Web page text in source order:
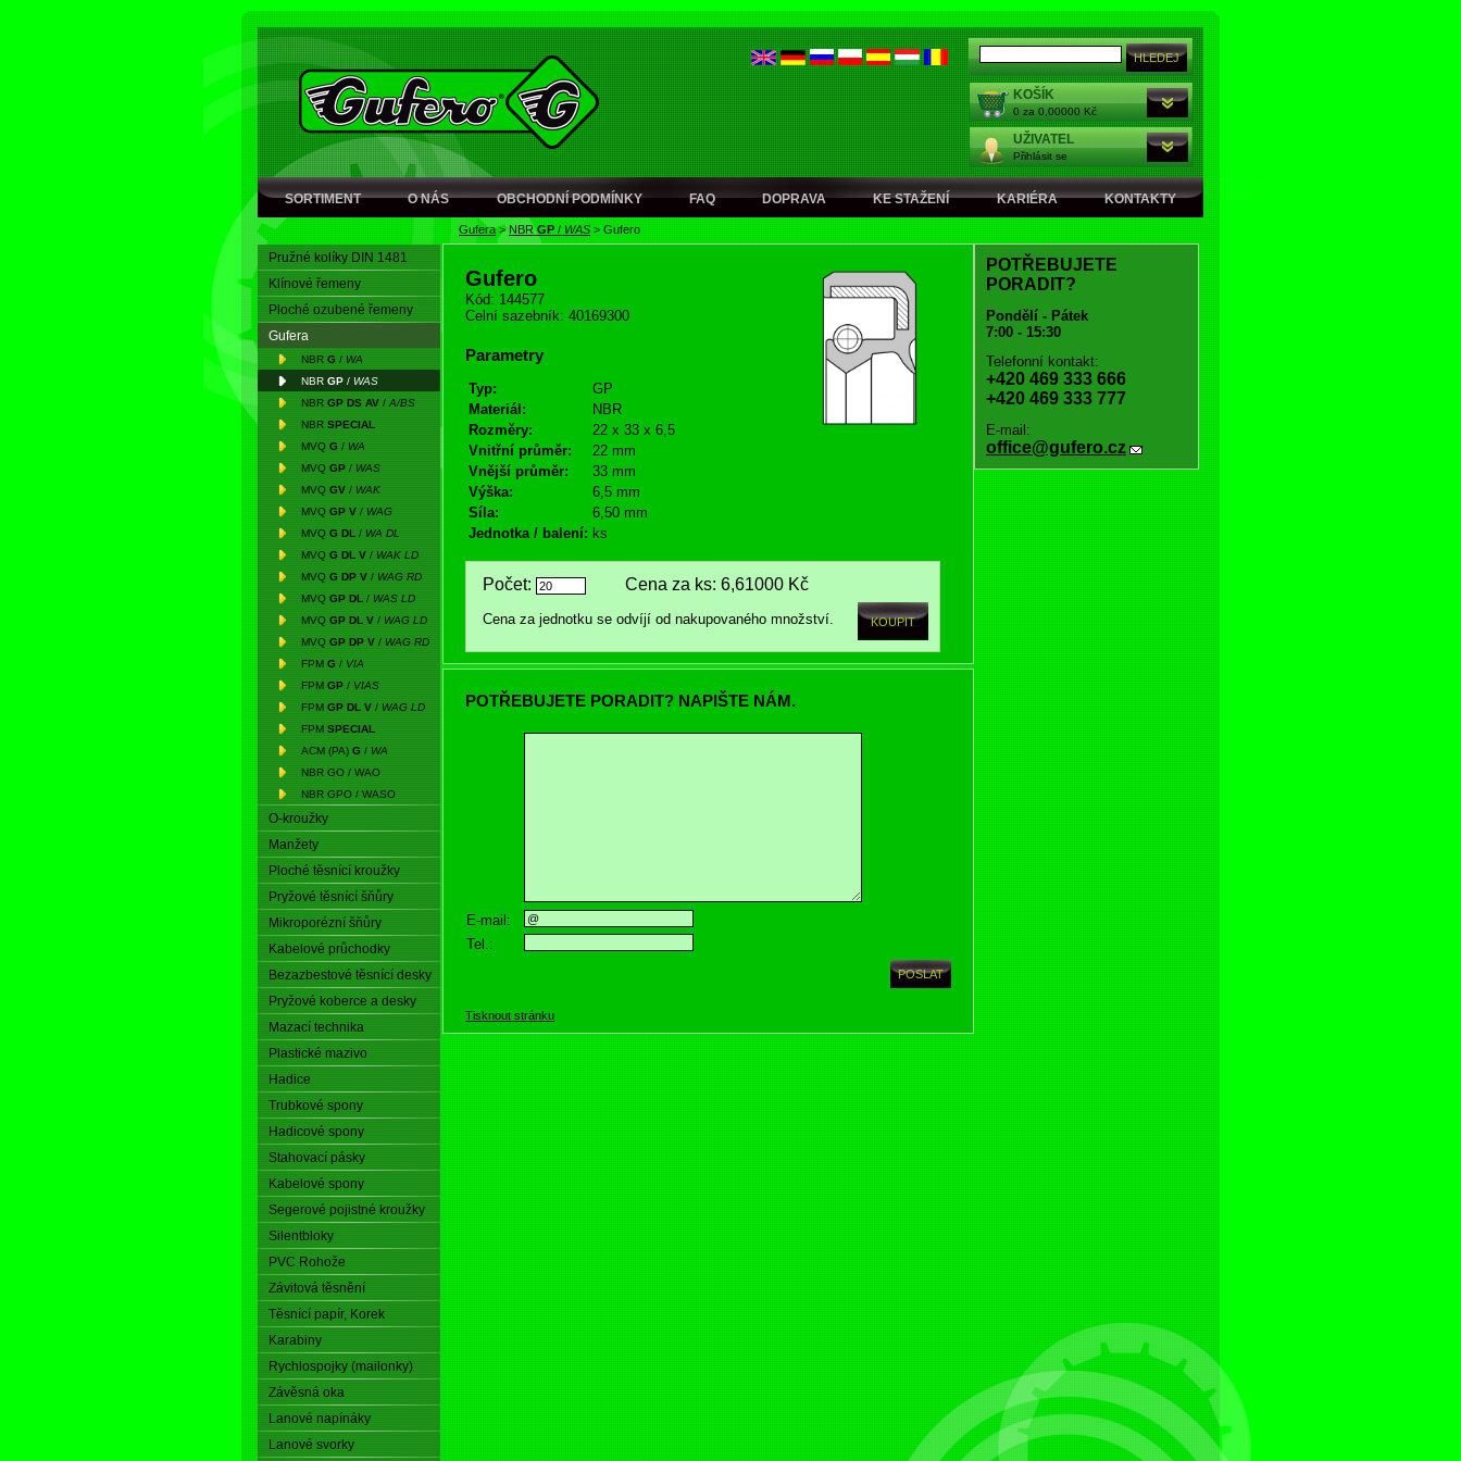
KOŠÍK
0 za 0,00000 Kč
UŽIVATEL
Přihlásit se
SORTIMENT O NÁS OBCHODNÍ PODMÍNKY FAQ DOPRAVA KE STAŽENÍ KARIÉRA KONTAKTY
Gufera> NBRGP / WAS > Gufero
Pružné kolíky DIN 1481
Klínové řemeny
Ploché ozubené řemeny
Gufera
NBR G / WA
NBR GP / WAS
NBR GP DS AV / A/BS
NBR SPECIAL
MVQ G / WA
MVQ GP / WAS
MVQ GV / WAK
MVQ GP V / WAG
MVQ G DL / WA DL
MVQ G DL V / WAK LD
MVQ G DP V / WAG RD
MVQ GP DL / WAS LD
MVQ GP DL V / WAG LD
MVQ GP DP V / WAG RD
FPM G / VIA
FPM GP / VIAS
FPM GP DL V / WAG LD
FPM SPECIAL
ACM (PA) G / WA
NBR GO / WAO
NBR GPO / WASO
O-kroužky
Manžety
Ploché těsnící kroužky
Pryžové těsnící šňůry
Mikroporézní šňůry
Kabelové průchodky
Bezazbestové těsnící desky
Pryžové koberce a desky
Mazací technika
Plastické mazivo
Hadice
Trubkové spony
Hadicové spony
Stahovací pásky
Kabelové spony
Segerové pojistné kroužky
Silentbloky
PVC Rohože
Závitová těsnění
Těsnící papír, Korek
Karabiny
Rychlospojky (mailonky)
Závěsná oka
Lanové napínáky
Lanové svorky
Gufero
Kód: 144577
Celní sazebník: 40169300
Parametry
Typ:
GP
Materiál:
NBR
Rozměry:
22 x 33 x 6,5
Vnitřní průměr:
22 mm
Vnější průměr:
33 mm
Výška:
6,5 mm
Síla:
6,50 mm
Jednotka / balení: ks
Počet: Cena za ks: 6,61000 Kč
Cena za jednotku se odvíjí od nakupovaného množství.
POTŘEBUJETE PORADIT? NAPIŠTE NÁM.
E-mail:
Tel.:
Tisknout stránku
POTŘEBUJETE
PORADIT?
Pondělí - Pátek
7:00 - 15:30
Telefonní kontakt:
+420 469 333 666
+420 469 333 777
E-mail:
office@gufero.cz